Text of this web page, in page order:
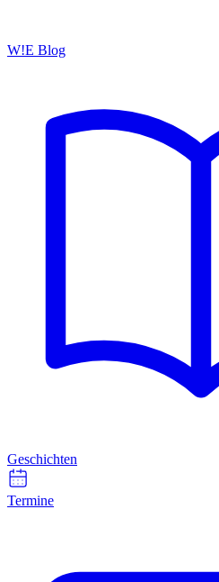
W!E Blog
Geschichten
Termine